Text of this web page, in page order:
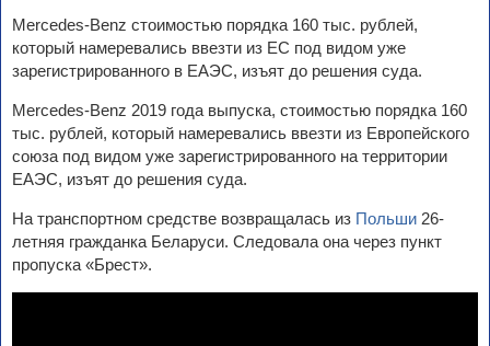
Mercedes-Benz стоимостью порядка 160 тыс. рублей,
который намеревались ввезти из ЕС под видом уже
зарегистрированного в ЕАЭС, изъят до решения суда.
Mercedes-Benz 2019 года выпуска, стоимостью порядка 160
тыс. рублей, который намеревались ввезти из Европейского
союза под видом уже зарегистрированного на территории
ЕАЭС, изъят до решения суда.
На транспортном средстве возвращалась из Польши 26-
летняя гражданка Беларуси. Следовала она через пункт
пропуска «Брест».